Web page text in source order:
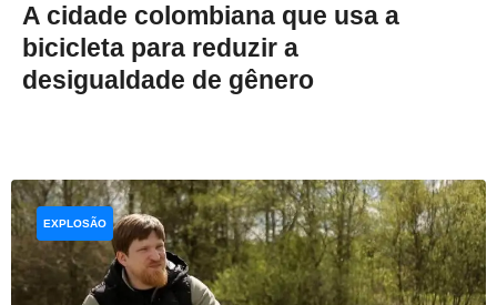
A cidade colombiana que usa a
bicicleta para reduzir a
desigualdade de gênero
EXPLOSÃO